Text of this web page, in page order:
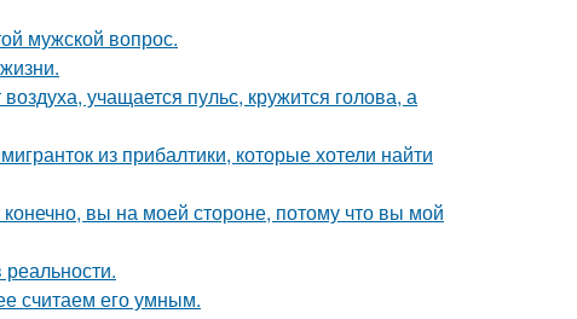
мужской вопрос.
учащается пульс, кружится голова, а
из прибалтики, которые хотели найти
вы на моей стороне, потому что вы мой
считаем его умным.